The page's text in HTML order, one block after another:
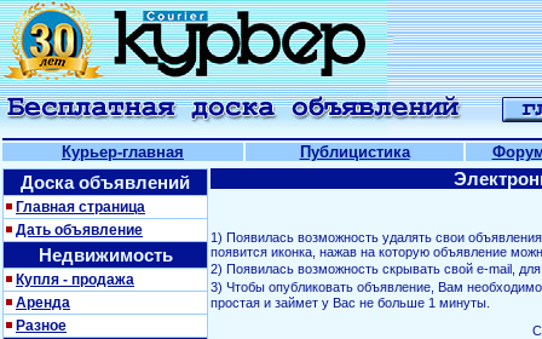
Курьер-главная Публицистика
Доска объявлений
Главная страница
Дать объявление
Недвижимость
Купля - продажа
Аренда
Разное
1) Появилась возможность удалять свои
появится иконка, нажав на которую объявление
2) Появилась возможность скрывать свой е-mail,
3) Чтобы опубликовать объявление, Вам
простая и займет у Вас не больше 1 минуты.